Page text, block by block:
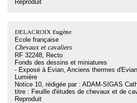
Reproduit
DELACROIX Eugène
Ecole française
Chevaux et cavaliers
RF 32248, Recto
Fonds des dessins et miniatures
- Exposé à Evian, Anciens thermes
Lumière
Notice 10, rédigée par : ADAM-SIGAS
titre : Feuille d'études de chevaux et de
Reproduit